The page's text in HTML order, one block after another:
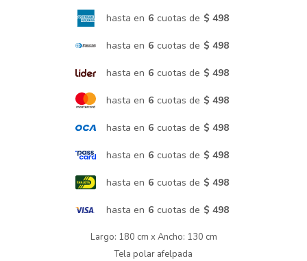
hasta en 6 cuotas de $ 498
hasta en 6 cuotas de $ 498
hasta en 6 cuotas de $ 498
hasta en 6 cuotas de $ 498
hasta en 6 cuotas de $ 498
hasta en 6 cuotas de $ 498
hasta en 6 cuotas de $ 498
hasta en 6 cuotas de $ 498
Largo: 180 cm x Ancho: 130 cm
Tela polar afelpada
Muebles de exterior
Lavado y secado
Bicicletas y más